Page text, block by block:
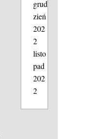
grud
zień
202
2
listo
pad
202
2